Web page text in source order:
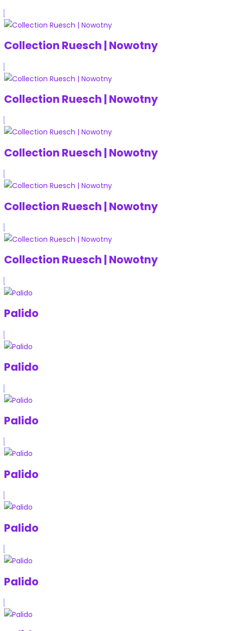
Collection Ruesch | Nowotny
Collection Ruesch | Nowotny
Collection Ruesch | Nowotny
Collection Ruesch | Nowotny
Collection Ruesch | Nowotny
Palido
Palido
Palido
Palido
Palido
Palido